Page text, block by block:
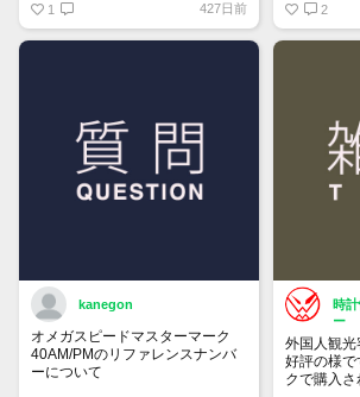
こちらは２００５年です。
トケマー:グラスフュッテ
https://www.tokemar.com/top/othermens/product-
1 427日前
付属品は
す。
2
kanegon
オメガスピードマスターマーク
40AM/PMのリファレンスナンバ
ーについて
時
ー
外国人観
好評の様で
クで購入さ